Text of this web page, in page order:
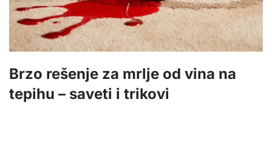
Brzo rešenje za mrlje od vina na
tepihu – saveti i trikovi